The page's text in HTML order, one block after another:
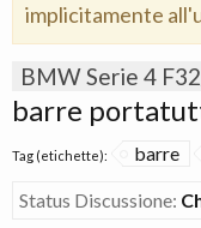
implicitamente
BMW Serie 4
barre
Tag (etichette): barre
Status Discussione: